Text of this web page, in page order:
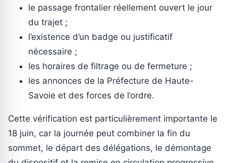
le passage frontalier réellement ouvert le jour
du trajet ;
l’existence d’un badge ou justificatif
nécessaire ;
les horaires de filtrage ou de fermeture ;
les annonces de la Préfecture de Haute-
Savoie et des forces de l’ordre.
Cette vérification est particulièrement importante le
18 juin, car la journée peut combiner la fin du
sommet, le départ des délégations, le démontage